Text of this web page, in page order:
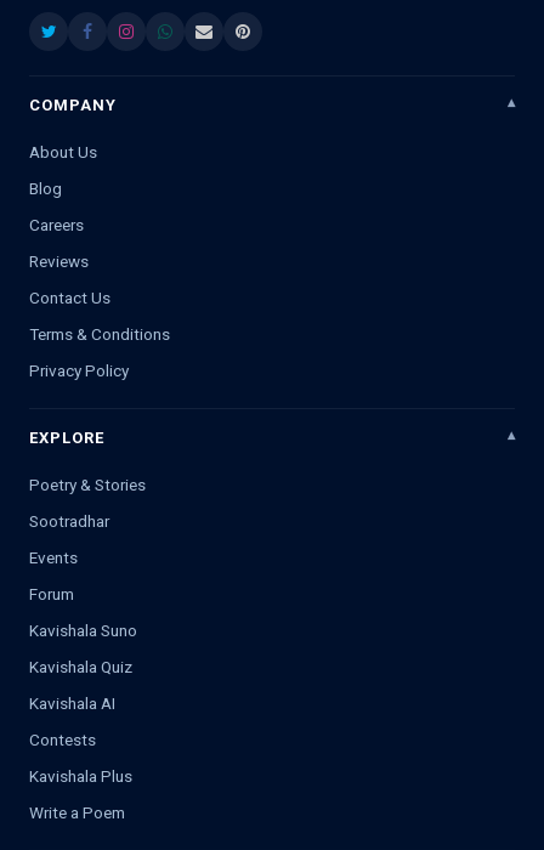
COMPANY
About Us
Blog
Careers
Reviews
Contact Us
Terms & Conditions
Privacy Policy
EXPLORE
Poetry & Stories
Sootradhar
Events
Forum
Kavishala Suno
Kavishala Quiz
Kavishala AI
Contests
Kavishala Plus
Write a Poem